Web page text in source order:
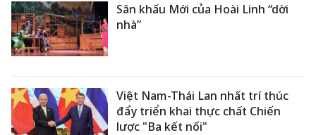
Sân khấu Mới của Hoài Linh “dời
nhà”
Việt Nam-Thái Lan nhất trí thúc
đẩy triển khai thực chất Chiến
lược "Ba kết nối"